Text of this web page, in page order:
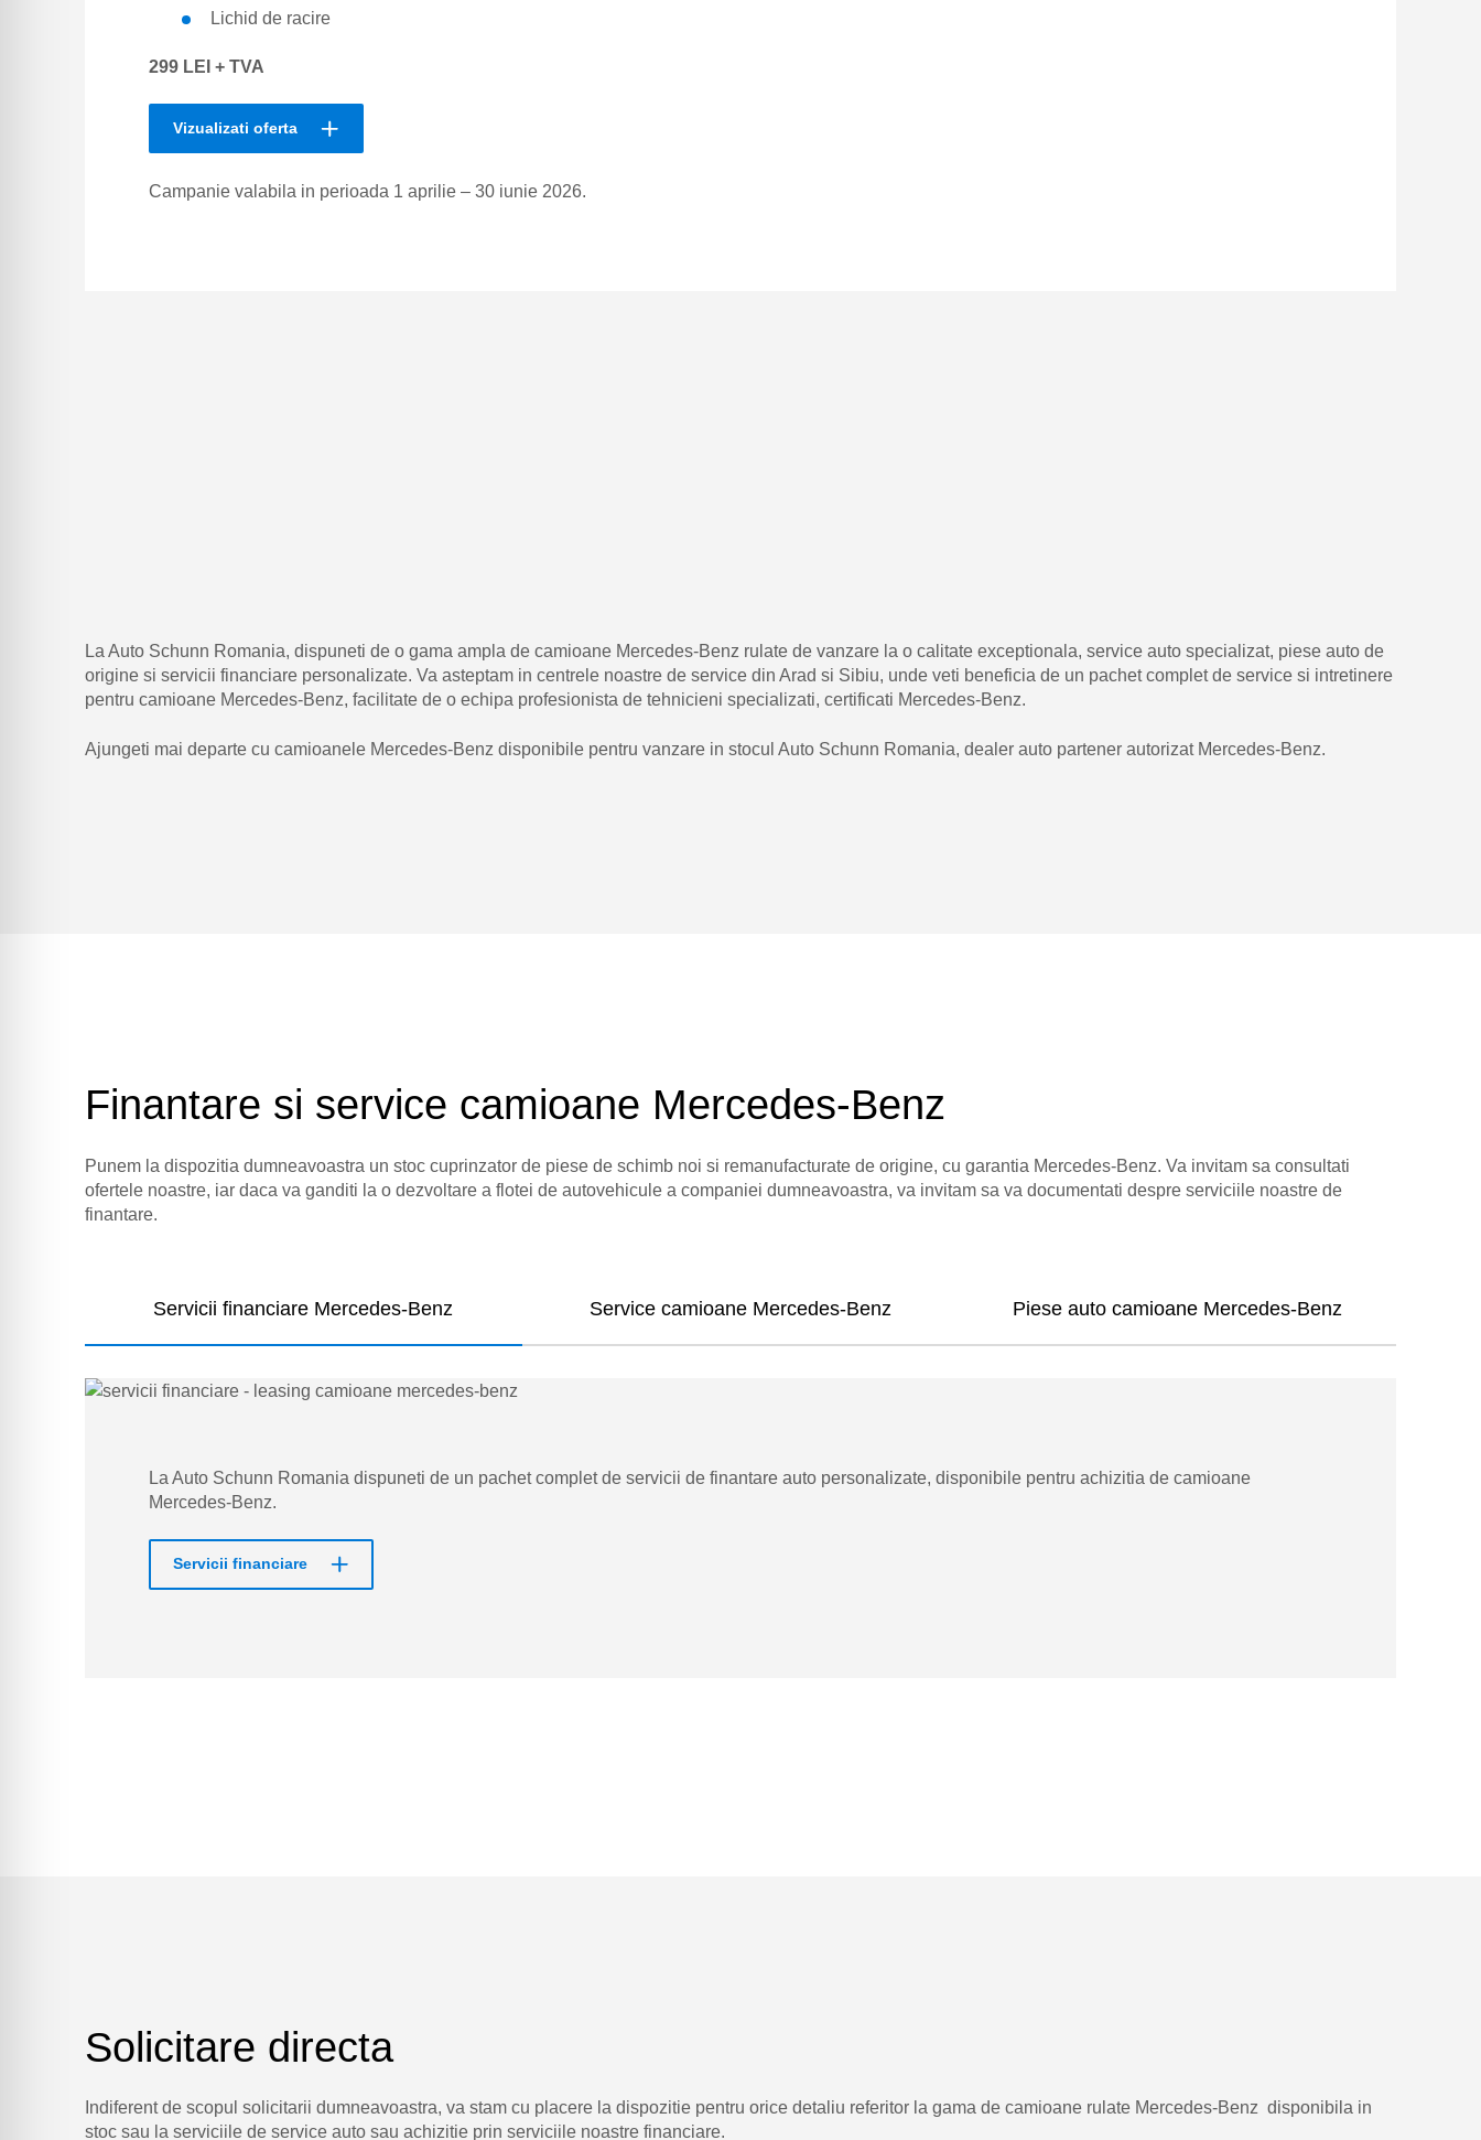
Lichid de racire
299 LEI + TVA
Vizualizati oferta
Campanie valabila in perioada 1 aprilie – 30 iunie 2026.
La Auto Schunn Romania, dispuneti de o gama ampla de camioane Mercedes-Benz rulate de vanzare la o calitate exceptionala, service auto specializat, piese auto de
origine si servicii financiare personalizate. Va asteptam in centrele noastre de service din Arad si Sibiu, unde veti beneficia de un pachet complet de service si intretinere
pentru camioane Mercedes-Benz, facilitate de o echipa profesionista de tehnicieni specializati, certificati Mercedes-Benz.
Ajungeti mai departe cu camioanele Mercedes-Benz disponibile pentru vanzare in stocul Auto Schunn Romania, dealer auto partener autorizat Mercedes-Benz.
Finantare si service camioane Mercedes-Benz
Punem la dispozitia dumneavoastra un stoc cuprinzator de piese de schimb noi si remanufacturate de origine, cu garantia Mercedes-Benz. Va invitam sa consultati
ofertele noastre, iar daca va ganditi la o dezvoltare a flotei de autovehicule a companiei dumneavoastra, va invitam sa va documentati despre serviciile noastre de
finantare.
Servicii financiare Mercedes-Benz Service camioane Mercedes-Benz Piese auto camioane Mercedes-Benz
La Auto Schunn Romania dispuneti de un pachet complet de servicii de finantare auto personalizate, disponibile pentru achizitia de camioane
Mercedes-Benz.
Servicii financiare
Solicitare directa
Indiferent de scopul solicitarii dumneavoastra, va stam cu placere la dispozitie pentru orice detaliu referitor la gama de camioane rulate Mercedes-Benz disponibila in
stoc sau la serviciile de service auto sau achizitie prin serviciile noastre financiare.